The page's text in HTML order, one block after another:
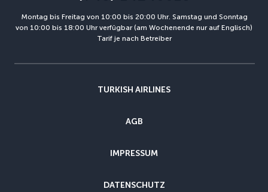
Montag bis Freitag von 10:00 bis 20:00 Uhr. Samstag und Sonntag
von 10:00 bis 18:00 Uhr verfügbar (am Wochenende nur auf Englisch)
Tarif je nach Betreiber
TURKISH AIRLINES
AGB
IMPRESSUM
DATENSCHUTZ